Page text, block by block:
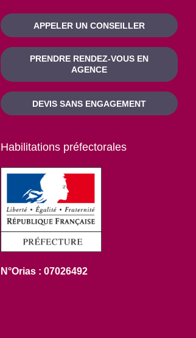
APPELER UN CONSEILLER
PRENDRE RENDEZ-VOUS EN
AGENCE
DEVIS SANS ENGAGEMENT
Habilitations préfectorales
N°Orias : 07026492